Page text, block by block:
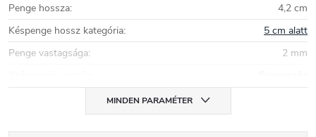
Penge hossza:
4,2 cm
Késpenge hossz kategória:
5 cm alatt
Penge vastagsága:
2 mm
MINDEN PARAMÉTER